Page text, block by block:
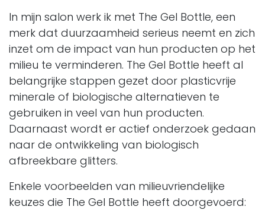
In mijn salon werk ik met The Gel Bottle, een
merk dat duurzaamheid serieus neemt en zich
inzet om de impact van hun producten op het
milieu te verminderen. The Gel Bottle heeft al
belangrijke stappen gezet door plasticvrije
minerale of biologische alternatieven te
gebruiken in veel van hun producten.
Daarnaast wordt er actief onderzoek gedaan
naar de ontwikkeling van biologisch
afbreekbare glitters.
Enkele voorbeelden van milieuvriendelijke
keuzes die The Gel Bottle heeft doorgevoerd: